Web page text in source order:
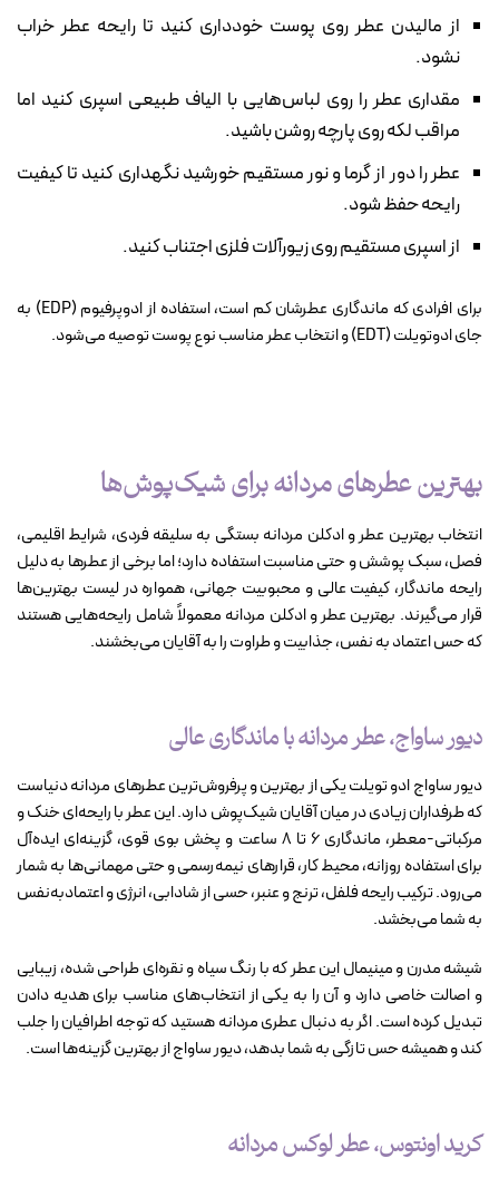
از مالیدن عطر روی پوست خودداری کنید تا رایحه عطر خراب
نشود.
مقداری عطر را روی لباس‌هایی با الیاف طبیعی اسپری کنید اما
مراقب لکه روی پارچه روشن باشید.
عطر را دور از گرما و نور مستقیم خورشید نگهداری کنید تا کیفیت
رایحه حفظ شود.
از اسپری مستقیم روی زیورآلات فلزی اجتناب کنید.
برای افرادی که ماندگاری عطرشان کم است، استفاده از ادوپرفیوم (EDP) به
جای ادوتویلت (EDT) و انتخاب عطر مناسب نوع پوست توصیه می‌شود.
بهترین عطرهای مردانه برای شیک‌پوش‌ها
انتخاب بهترین عطر و ادکلن مردانه بستگی به سلیقه فردی، شرایط اقلیمی،
فصل، سبک پوشش و حتی مناسبت استفاده دارد؛ اما برخی از عطرها به دلیل
رایحه ماندگار، کیفیت عالی و محبوبیت جهانی، همواره در لیست بهترین‌ها
قرار می‌گیرند. بهترین عطر و ادکلن مردانه معمولاً شامل رایحه‌هایی هستند
که حس اعتماد به نفس، جذابیت و طراوت را به آقایان می‌بخشند.
دیور ساواج، عطر مردانه با ماندگاری عالی
دیور ساواج ادو تویلت یکی از بهترین و پرفروش‌ترین عطرهای مردانه دنیاست
که طرفداران زیادی در میان آقایان شیک‌پوش دارد. این عطر با رایحه‌ای خنک و
مرکباتی-معطر، ماندگاری ۶ تا ۸ ساعت و پخش بوی قوی، گزینه‌ای ایده‌آل
برای استفاده روزانه، محیط کار، قرارهای نیمه‌رسمی و حتی مهمانی‌ها به شمار
می‌رود. ترکیب رایحه فلفل، ترنج و عنبر، حسی از شادابی، انرژی و اعتمادبه‌نفس
به شما می‌بخشد.
شیشه مدرن و مینیمال این عطر که با رنگ سیاه و نقره‌ای طراحی شده، زیبایی
و اصالت خاصی دارد و آن را به یکی از انتخاب‌های مناسب برای هدیه دادن
تبدیل کرده است. اگر به دنبال عطری مردانه هستید که توجه اطرافیان را جلب
کند و همیشه حس ‌تازگی به شما بدهد، دیور ساواج از بهترین گزینه‌ها است.
کرید اونتوس، عطر لوکس مردانه